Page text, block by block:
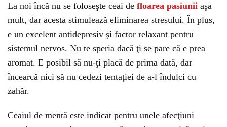
La noi încă nu se foloseşte ceai de floarea pasiunii aşa
mult, dar acesta stimulează eliminarea stresului. În plus,
e un excelent antidepresiv şi factor relaxant pentru
sistemul nervos. Nu te speria dacă ţi se pare că e prea
aromat. E posibil să nu-ţi placă de prima dată, dar
încearcă nici să nu cedezi tentaţiei de a-l îndulci cu
zahăr.
Ceaiul de mentă este indicat pentru unele afecţiuni